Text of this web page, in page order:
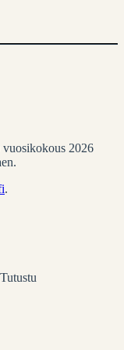
2026
.